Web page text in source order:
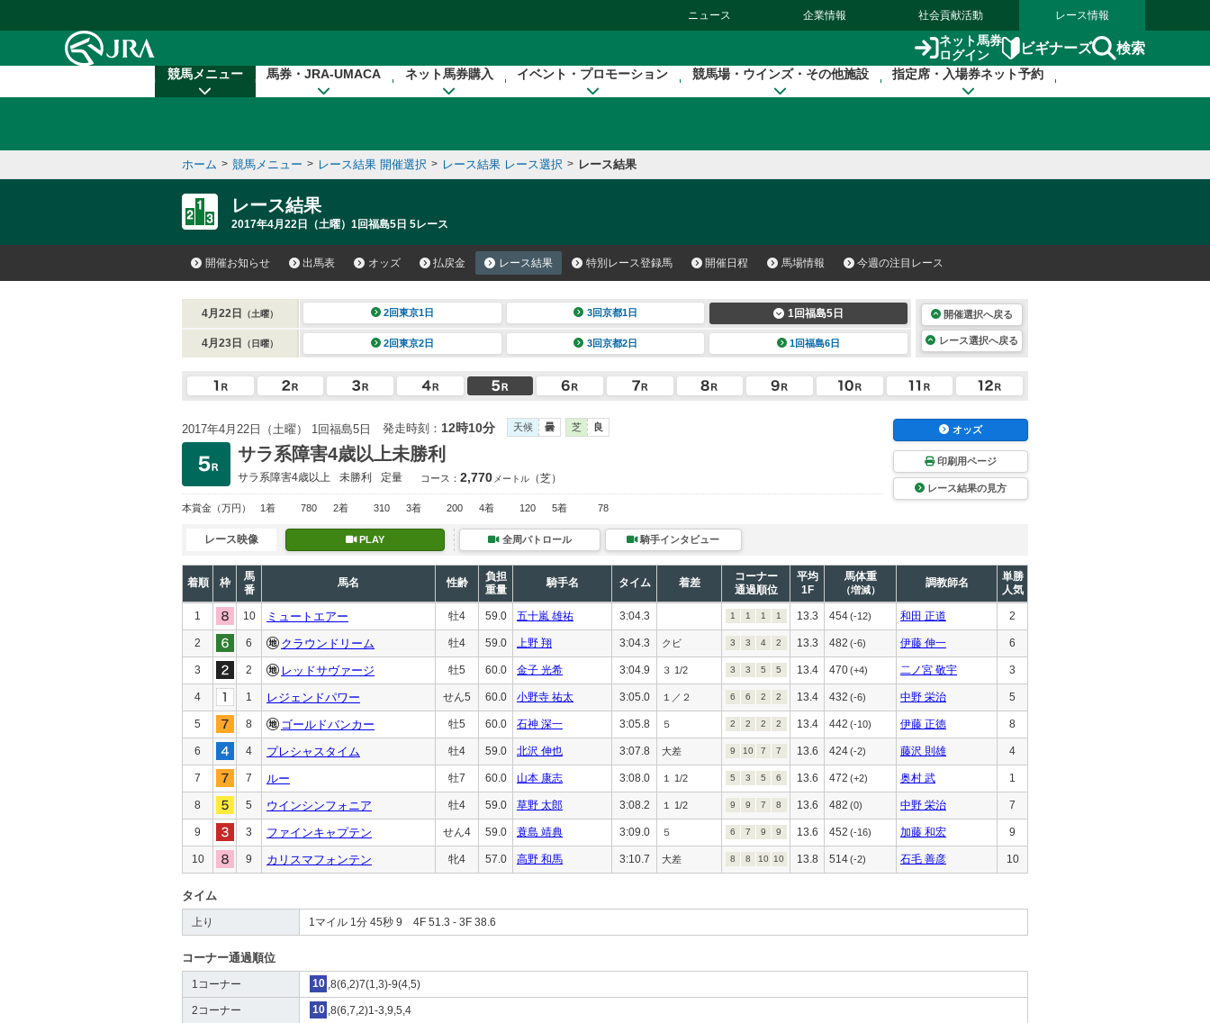
ニュース 企業情報 社会貢献活動 レース情報
ネット馬券
ログイン
ビギナーズ 検索
競馬メニュー 馬券・JRA-UMACA ネット馬券購入 イベント・プロモーション 競馬場・ウインズ・その他施設 指定席・入場券ネット予約
ホーム > 競馬メニュー > レース結果 開催選択 > レース結果 レース選択 > レース結果
レース結果
2017年4月22日（土曜）1回福島5日 5レース
開催お知らせ 出馬表 オッズ 払戻金 レース結果 特別レース登録馬 開催日程 馬場情報 今週の注目レース
4月22日 （土曜） 2回東京1日 3回京都1日 1回福島5日
4月23日 （日曜） 2回東京2日 3回京都2日 1回福島6日
開催選択へ戻る
レース選択へ戻る
2017年4月22日（土曜） 1回福島5日 発走時刻： 12時10分 天候 曇 芝 良
サラ系障害4歳以上未勝利
サラ系障害4歳以上 未勝利 定量 コース： 2,770 メートル （芝）
本賞金 （万円） 1着 780 2着 310 3着 200 4着 120 5着 78
オッズ
印刷用ページ
レース結果の見方
レース映像 PLAY 全周パトロール 騎手インタビュー
着順 枠
馬
番
馬名 性齢
負担
重量
騎手名 タイム 着差
コーナー
通過順位
平均
1F
馬体重
（増減）
調教師名
単勝
人気
1 10 ミュートエアー 牡4 59.0 五十嵐 雄祐 3:04.3 1 1 1 1 13.3 454(-12) 和田 正道 2
2 6 クラウンドリーム 牡4 59.0 上野 翔 3:04.3 クビ 3 3 4 2 13.3 482 (-6) 伊藤 伸一 6
3 2 レッドサヴァージ 牡5 60.0 金子 光希 3:04.9 ３ 1/2 3 3 5 5 13.4 470(+4) 二ノ宮 敬宇 3
4 1 レジェンドパワー せん5 60.0 小野寺 祐太 3:05.0 １／２ 6 6 2 2 13.4 432 (-6) 中野 栄治 5
5 8 ゴールドバンカー 牡5 60.0 石神 深一 3:05.8 ５ 2 2 2 2 13.4 442 (-10) 伊藤 正徳 8
6 4 プレシャスタイム 牡4 59.0 北沢 伸也 3:07.8 大差 9 10 7 7 13.6 424(-2) 藤沢 則雄 4
7 7 ルー 牡7 60.0 山本 康志 3:08.0 １ 1/2 5 3 5 6 13.6 472 (+2) 奥村 武 1
8 5 ウインシンフォニア 牡4 59.0 草野 太郎 3:08.2 １ 1/2 9 9 7 8 13.6 482 (0) 中野 栄治 7
9 3 ファインキャプテン せん4 59.0 蓑島 靖典 3:09.0 ５ 6 7 9 9 13.6 452 (-16) 加藤 和宏 9
10 9 カリスマフォンテン 牝4 57.0 高野 和馬 3:10.7 大差 8 8 10 10 13.8 514(-2) 石毛 善彦 10
タイム
上り 1マイル 1分 45秒 9 4F 51.3 - 3F 38.6
コーナー通過順位
1コーナー 10 ,8(6,2)7(1,3)-9(4,5)
2コーナー 10 ,8(6,7,2)1-3,9,5,4